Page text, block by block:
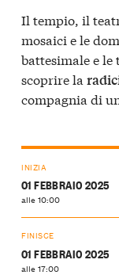
Il tempio, il
mosaici e le
battesimale e
scoprire la
compagnia di
INIZIA
01 FEBBRAIO 2025
alle 10:00
FINISCE
01 FEBBRAIO 2025
alle 17:00